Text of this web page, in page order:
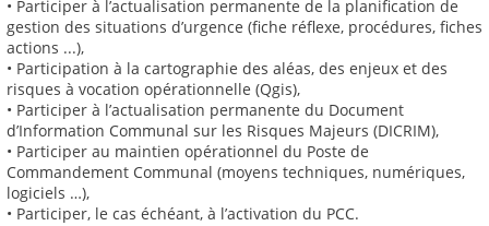
• Participer à l’actualisation permanente de la planification de
gestion des situations d’urgence (fiche réflexe, procédures, fiches
actions ...),
• Participation à la cartographie des aléas, des enjeux et des
risques à vocation opérationnelle (Qgis),
• Participer à l’actualisation permanente du Document
d’Information Communal sur les Risques Majeurs (DICRIM),
• Participer au maintien opérationnel du Poste de
Commandement Communal (moyens techniques, numériques,
logiciels …),
• Participer, le cas échéant, à l’activation du PCC.